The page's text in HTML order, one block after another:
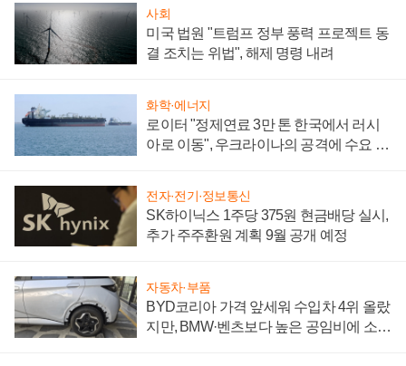
사회
미국 법원 "트럼프 정부 풍력 프로젝트 동
결 조치는 위법", 해제 명령 내려
화학·에너지
로이터 "정제연료 3만 톤 한국에서 러시
아로 이동", 우크라이나의 공격에 수요 늘
전자·전기·정보통신
SK하이닉스 1주당 375원 현금배당 실시,
추가 주주환원 계획 9월 공개 예정
자동차·부품
BYD코리아 가격 앞세워 수입차 4위 올랐
지만, BMW·벤츠보다 높은 공임비에 소비